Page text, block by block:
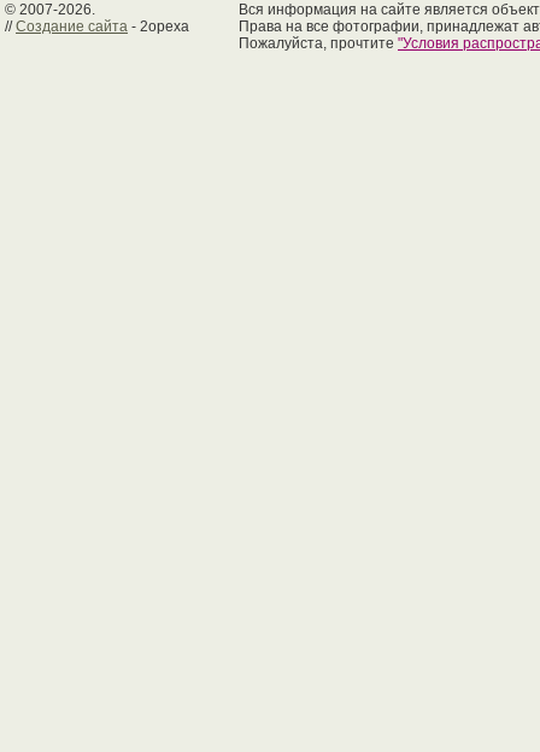
© 2007-2026.
//Создание сайта - 2opexa
Вся информация на сайте является
Права на все фотографии, принадлежат
Пожалуйста, прочтите "Условия